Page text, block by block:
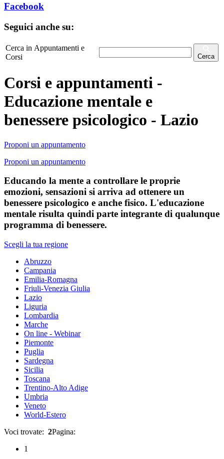
Facebook
Seguici anche su:
Cerca in Appuntamenti e
Corsi
Cerca
Corsi e appuntamenti -
Educazione mentale e
benessere psicologico - Lazio
Proponi un appuntamento
Proponi un appuntamento
Educando la mente a controllare le proprie
emozioni, sensazioni si arriva ad ottenere un
benessere psicologico e anche fisico. L'educazione
mentale risulta quindi parte integrante di qualunque
programma di benessere.
Scegli la tua regione
Abruzzo
Campania
Emilia-Romagna
Friuli-Venezia Giulia
Lazio
Liguria
Lombardia
Marche
On line - Webinar
Piemonte
Puglia
Sardegna
Sicilia
Toscana
Trentino-Alto Adige
Umbria
Veneto
World-Estero
Voci trovate: 2Pagina:
1